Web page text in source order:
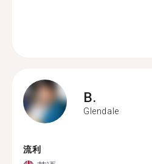
B.
Glendale
流利